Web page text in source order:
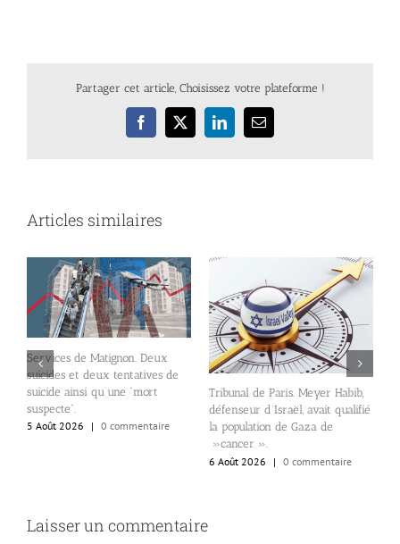
Partager cet article, Choisissez votre plateforme !
Facebook
X LinkedInEmail
Articles similaires
Services de Matignon. Deux
suicides et deux tentatives de
suicide ainsi qu’une “mort
suspecte”.
5 Août 2026
| 0 commentaire
Tribunal de Paris. Meyer Habib,
défenseur d’Israël, avait qualifié
la population de Gaza de
»cancer ».
6 Août 2026
| 0 commentaire
Laisser un commentaire